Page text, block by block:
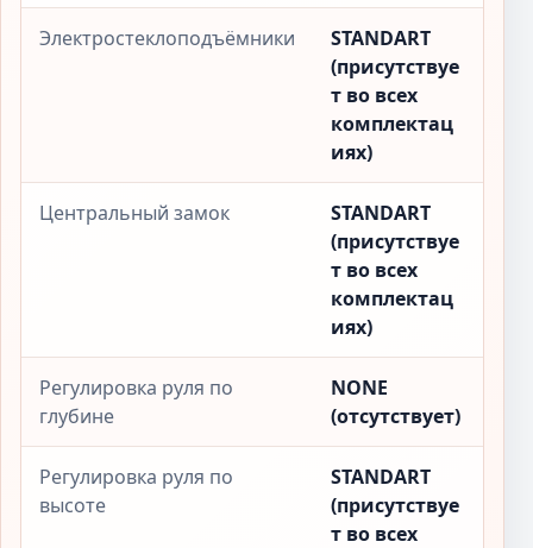
Электростеклоподъёмники
STANDART
(присутствуе
т во всех
комплектац
иях)
Центральный замок
STANDART
(присутствуе
т во всех
комплектац
иях)
Регулировка руля по
глубине
NONE
(отсутствует)
Регулировка руля по
высоте
STANDART
(присутствуе
т во всех